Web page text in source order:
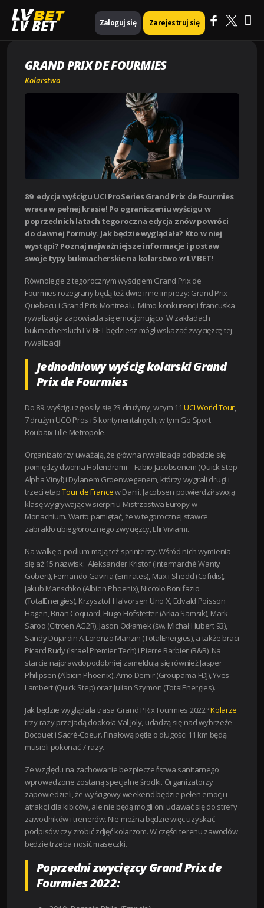
LV BET Zaloguj się Zarejestruj się
Strona główna Kolarstwo Grand Prix de Fourmies
GRAND PRIX DE FOURMIES
Kolarstwo
89. edycja wyścigu UCI ProSeries Grand Prix de Fourmies
wraca w pełnej krasie! Po ograniczeniu wyścigu w
poprzednich latach tegoroczna edycja znów powróci
do dawnej formuły. Jak będzie wyglądała? Kto w niej
wystąpi? Poznaj najważniejsze informacje i postaw
swoje typy bukmacherskie na kolarstwo w LV BET!
Równolegle z tegorocznym wyścigiem Grand Prix de
Fourmies rozegrany będą też dwie inne imprezy: Grand Prix
Quebecu i Grand Prix Montrealu. Mimo konkurencji francuska
rywalizacja zapowiada się emocjonująco. W zakładach
bukmacherskich LV BET będziesz mógł wskazać zwycięzcę tej
rywalizacji!
Jednodniowy wyścig kolarski Grand
Prix de Fourmies
Do 89. wyścigu zgłosiły się 23 drużyny, w tym 11UCI World Tour,
7 drużyn UCO Pros i 5 kontynentalnych, w tym Go Sport
Roubaix Lille Metropole.
Organizatorzy uważają, że główna rywalizacja odbędzie się
pomiędzy dwoma Holendrami – Fabio Jacobsenem (Quick Step
Alpha Vinyl) i Dylanem Groenwegenem, którzy wygrali drugi i
trzeci etapTour de Francew Danii. Jacobsen potwierdził swoją
klasę wygrywając w sierpniu Mistrzostwa Europy w
Monachium. Warto pamiętać, że w tegorocznej stawce
zabrakło ubiegłorocznego zwycięzcy, Elii Viviami.
Na walkę o podium mają też sprinterzy. Wśród nich wymienia
się aż 15 nazwisk: Aleksander Kristof (Intermarché Wanty
Gobert), Fernando Gaviria (Emirates), Max i Shedd (Cofidis),
Jakub Marischko (Albicin Phoenix), Niccolo Bonifazio
(TotalEnergies), Krzysztof Halvorsen Uno X, Edvald Poisson
Hagen, Brian Coquard, Hugo Hofstetter (Arkia Samsik), Mark
Saroo (Citroen AG2R), Jason Odłamek (św. Michał Hubert 93),
Sandy Dujardin A Lorenzo Manzin (TotalEnergies), a także braci
Picard Rudy (Israel Premier Tech) i Pierre Barbier (B&B). Na
starcie najprawdopodobniej zameldują się również Jasper
Philipsen (Albicin Phoenix), Arno Demir (Groupama-FDJ), Yves
Lambert (Quick Step) oraz Julian Szymon (TotalEnergies).
Jak będzie wyglądała trasa Grand PRix Fourmies 2022?Kolarze
trzy razy przejadą dookoła Val Joly, udadzą się nad wybrzeże
Bocquet i Sacré-Coeur. Finałową pętlę o długości 11 km będą
musieli pokonać 7 razy.
Ze względu na zachowanie bezpieczeństwa sanitarnego
wprowadzone zostaną specjalne środki. Organizatorzy
zapowiedzieli, że wyścigowy weekend będzie pełen emocji i
atrakcji dla kibiców, ale nie będą mogli oni udawać się do strefy
zawodników i trenerów. Nie można będzie więc uzyskać
podpisów czy zrobić zdjęć kolarzom. W części terenu zawodów
będzie trzeba nosić maseczki.
Poprzedni zwycięzcy Grand Prix de
Fourmies 2022: